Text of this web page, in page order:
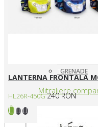
GRENADE
Mitraliere
LANTERNA FRONTALA
HL26R-450G240 RON